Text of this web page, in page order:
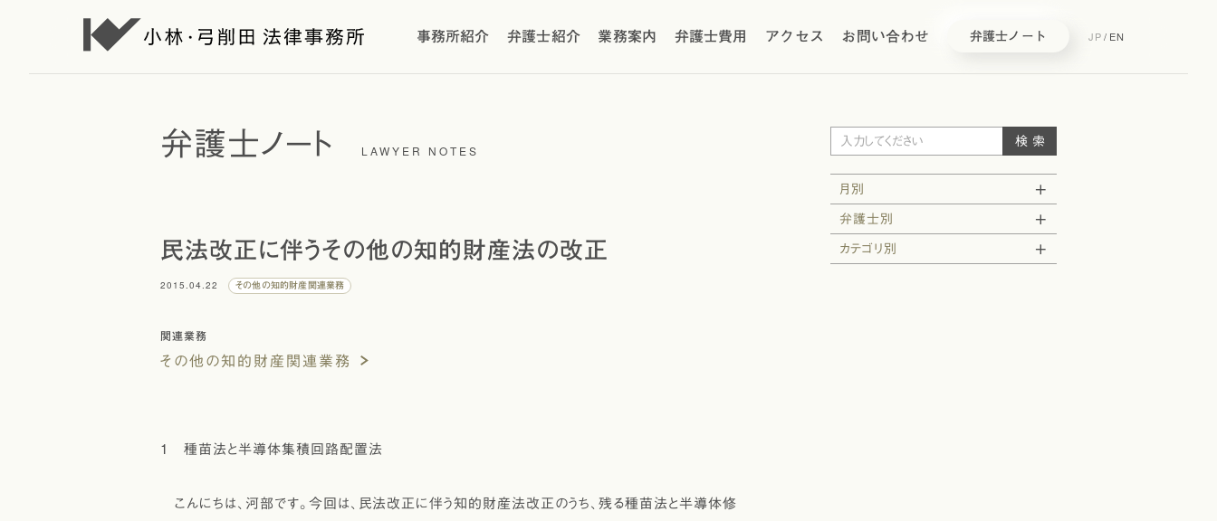
事務所紹介 弁護士紹介 業務案内 弁護士費用 アクセス お問い合わせ 弁護士ノート JP/ EN
弁護士ノート LAWYER NOTES
民法改正に伴うその他の知的財産法の改正
2015.04.22 その他の知的財産関連業務
関連業務
その他の知的財産関連業務
１ 種苗法と半導体集積回路配置法
こんにちは、河部です。今回は、民法改正に伴う知的財産法改正のうち、残る種苗法と半導体修
月別
弁護士別
カテゴリ別